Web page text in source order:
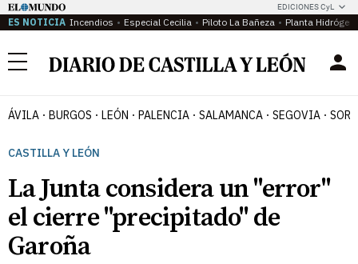
EDICIONES CyL
ES NOTICIA Incendios Especial Cecilia Piloto La Bañeza Planta
Menú
ÁVILA BURGOS LEÓN PALENCIA SALAMANCA SEGOVIA
CASTILLA Y LEÓN
La Junta considera un "error"
el cierre "precipitado" de
Garoña